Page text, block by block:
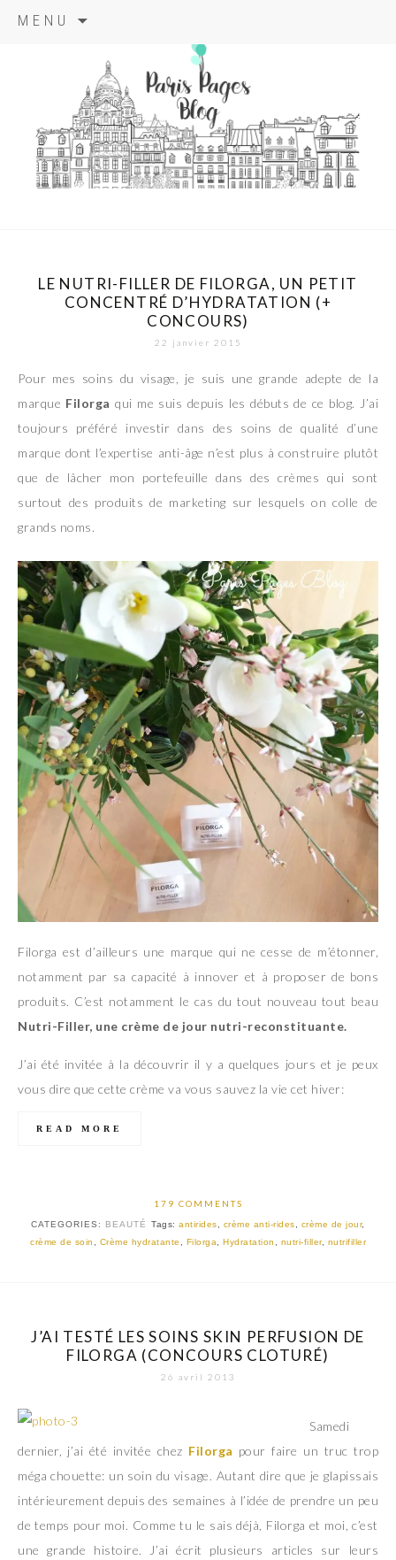
MENU
principal
paris pages
blog
LE NUTRI-FILLER DE FILORGA, UN PETIT
CONCENTRÉ D’HYDRATATION (+
CONCOURS)
22 janvier 2015
Pour mes soins du visage, je suis une grande adepte de la
marque Filorga qui me suis depuis les débuts de ce blog. J’ai
toujours préféré investir dans des soins de qualité d’une
marque dont l’expertise anti-âge n’est plus à construire plutôt
que de lâcher mon portefeuille dans des crèmes qui sont
surtout des produits de marketing sur lesquels on colle de
grands noms.
Filorga est d’ailleurs une marque qui ne cesse de m’étonner,
notamment par sa capacité à innover et à proposer de bons
produits. C’est notamment le cas du tout nouveau tout beau
Nutri-Filler, une crème de jour nutri-reconstituante.
J’ai été invitée à la découvrir il y a quelques jours et je peux
vous dire que cette crème va vous sauvez la vie cet hiver:
READ MORE
179 COMMENTS
CATEGORIES: BEAUTÉ Tags:antirides crème anti-rides crème de jour,
crème de soin
Crème hydratante Filorga Hydratation nutri-filler, nutrifiller
J’AI TESTÉ LES SOINS SKIN PERFUSION DE
FILORGA (CONCOURS CLOTURÉ)
26 avril 2013
Samedi
dernier, j’ai été invitée chez Filorga pour faire un truc trop
méga chouette: un soin du visage. Autant dire que je glapissais
intérieurement depuis des semaines à l’idée de prendre un peu
de temps pour moi. Comme tu le sais déjà, Filorga et moi, c’est
une grande histoire. J’ai écrit plusieurs articles sur leurs